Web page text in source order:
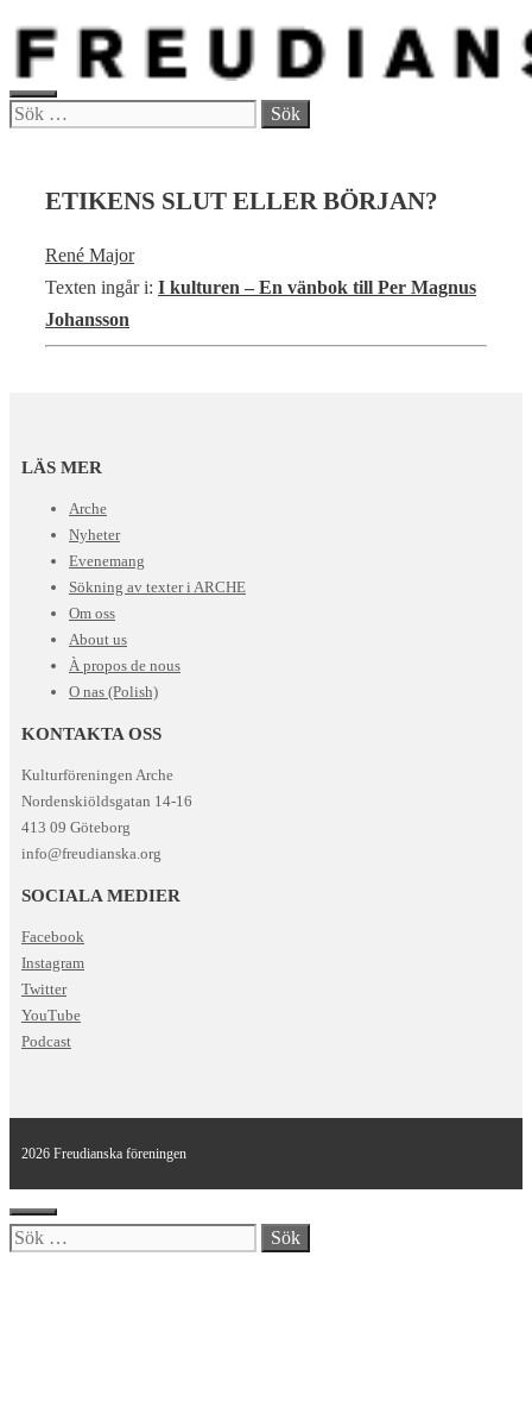
Hoppa
innehåll
MENY
Sök
ETIKENS SLUT ELLER BÖRJAN?
René Major
Texten ingår i: I kulturen – En vänbok till Per Magnus
Johansson
LÄS MER
Arche
Nyheter
Evenemang
Sökning av texter i ARCHE
Om oss
About us
À propos de nous
O nas (Polish)
KONTAKTA OSS
Kulturföreningen Arche
Nordenskiöldsgatan 14-16
413 09 Göteborg
info@freudianska.org
SOCIALA MEDIER
Facebook
Instagram
Twitter
YouTube
Podcast
2026 Freudianska föreningen
Stäng
Sök